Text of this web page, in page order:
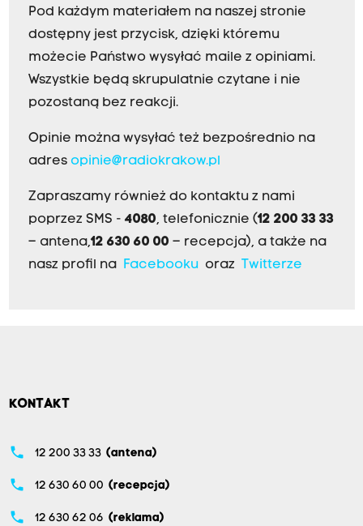
Pod każdym materiałem na naszej stronie
dostępny jest przycisk, dzięki któremu
możecie Państwo wysyłać maile z opiniami.
Wszystkie będą skrupulatnie czytane i nie
pozostaną bez reakcji.
Opinie można wysyłać też bezpośrednio na
adres opinie@radiokrakow.pl
Zapraszamy również do kontaktu z nami
poprzez SMS - 4080, telefonicznie (12 200 33 33
– antena,12 630 60 00 – recepcja), a także na
nasz profil na Facebookuoraz Twitterze
KONTAKT
phone 12 200 33 33 (antena)
phone 12 630 60 00 (recepcja)
phone 12 630 62 06 (reklama)